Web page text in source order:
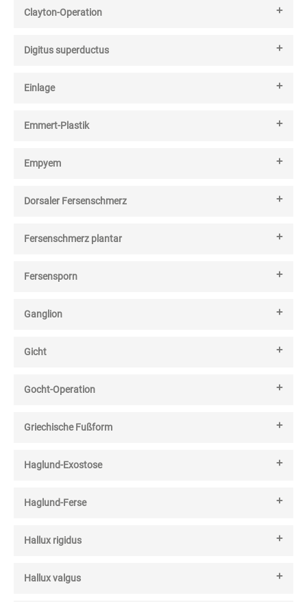
Clayton-Operation
Digitus superductus
Einlage
Emmert-Plastik
Empyem
Dorsaler Fersenschmerz
Fersenschmerz plantar
Fersensporn
Ganglion
Gicht
Gocht-Operation
Griechische Fußform
Haglund-Exostose
Haglund-Ferse
Hallux rigidus
Hallux valgus